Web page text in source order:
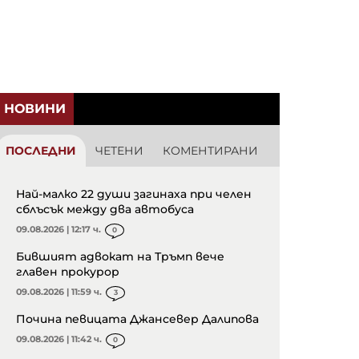
НОВИНИ
ПОСЛЕДНИ ЧЕТЕНИ КОМЕНТИРАНИ
Най-малко 22 души загинаха при челен
сблъсък между два автобуса
09.08.2026 | 12:17 ч. 0
Бившият адвокат на Тръмп вече
главен прокурор
09.08.2026 | 11:59 ч. 3
Почина певицата Джансевер Далипова
09.08.2026 | 11:42 ч. 0